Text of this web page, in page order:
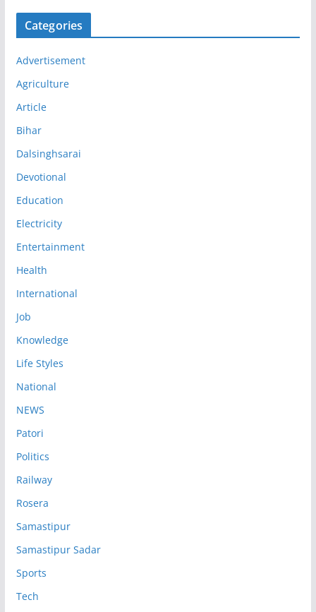
Categories
Advertisement
Agriculture
Article
Bihar
Dalsinghsarai
Devotional
Education
Electricity
Entertainment
Health
International
Job
Knowledge
Life Styles
National
NEWS
Patori
Politics
Railway
Rosera
Samastipur
Samastipur Sadar
Sports
Tech